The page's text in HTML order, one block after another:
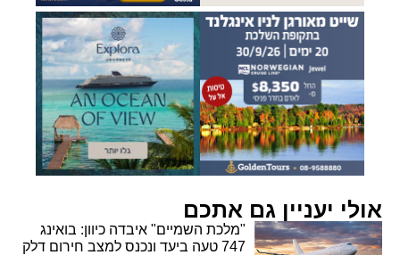
אולי יעניין גם אתכם
"מלכת השמיים" איבדה כיוון: בואינג
747 טעה ביעד ונכנס למצב חירום דלק